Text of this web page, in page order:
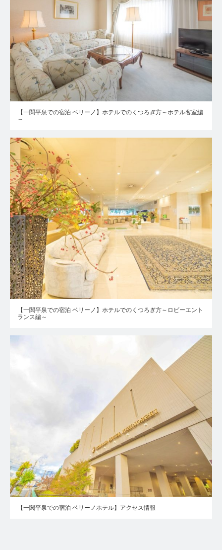
【一関平泉での宿泊 ベリーノ】ホテルでのくつろぎ方～ホテル客室編
～
【一関平泉での宿泊 ベリーノ】ホテルでのくつろぎ方～ロビーエント
ランス編～
【一関平泉での宿泊 ベリーノホテル】アクセス情報